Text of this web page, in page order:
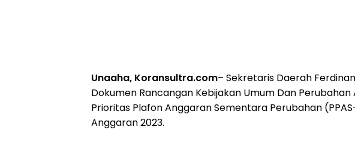
Unaaha, Koransultra.com– Sekretaris Daerah
Dokumen Rancangan Kebijakan Umum Dan
Prioritas Plafon Anggaran Sementara Perubahan
Anggaran 2023.